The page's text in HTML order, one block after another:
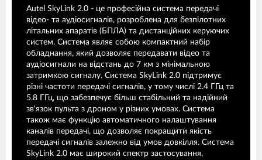
Autel SkyLink 2.0 - це професійна система передачі
відео- та аудіосигналів, розроблена для безпілотних
літальних апаратів (БПЛА) та дистанційних керуючих
систем. Система являє собою компактний набір
обладнання, який дозволяє передавати відео та
аудіосигнали на відстань до 7 км з мінімальною
затримкою сигналу. Система SkyLink 2.0 підтримує
різні частоти передачі сигналів, у тому числі 2.4 ГГц та
5.8 ГГц, що забезпечує більш стабільний та надійний
зв'язок пульта з дроном у різних умовах. Система
також має функцію автоматичного налаштування
каналів передачі, що дозволяє покращити якість
передачі сигналів залежно від умов довкілля. Система
SkyLink 2.0 має широкий спектр застосування,